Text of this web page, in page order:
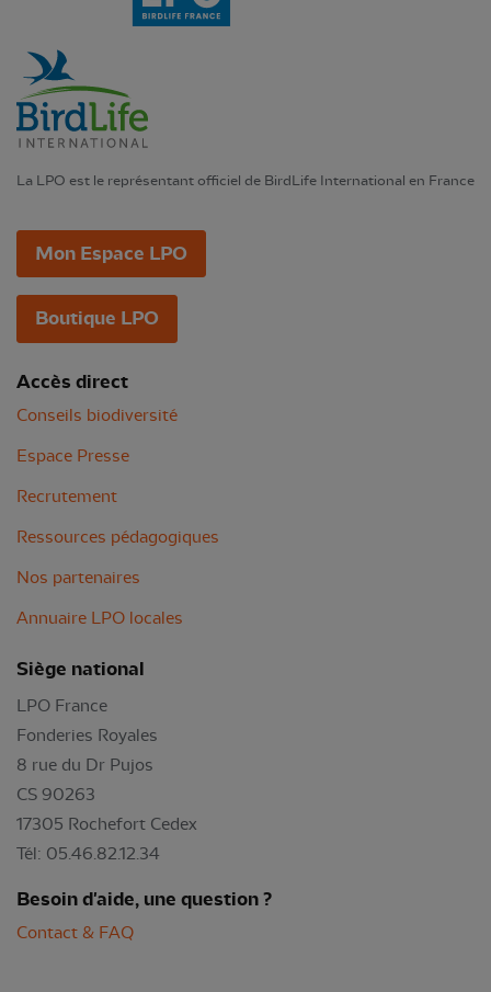
La LPO est le représentant officiel de BirdLife International en France
Mon Espace LPO
Boutique LPO
Accès direct
Conseils biodiversité
Espace Presse
Recrutement
Ressources pédagogiques
Nos partenaires
Annuaire LPO locales
Siège national
LPO France
Fonderies Royales
8 rue du Dr Pujos
CS 90263
17305 Rochefort Cedex
Tél: 05.46.82.12.34
Besoin d'aide, une question ?
Contact & FAQ